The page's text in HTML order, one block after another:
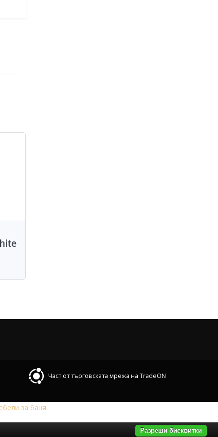
Част от търговската мрежа на TradeON
за баня
Разреши бисквитки